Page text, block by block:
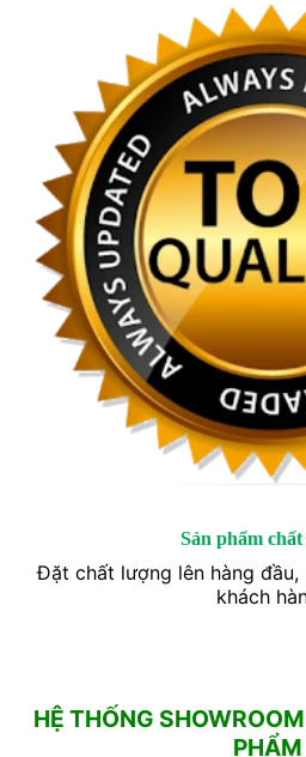
Sản phẩm
Đặt chất lượng lên hàng đầu,
khách
HỆ THỐNG
PHẨM